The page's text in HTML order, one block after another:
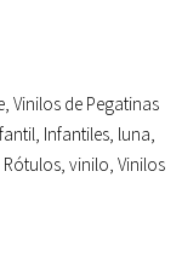
,Vinilos de Pegatinas
, Infantiles, luna,
Rótulos,vinilo,Vinilos